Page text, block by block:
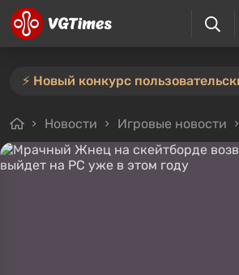
Новости Игровые новости